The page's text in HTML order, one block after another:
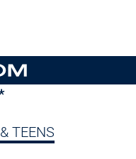
TEENS